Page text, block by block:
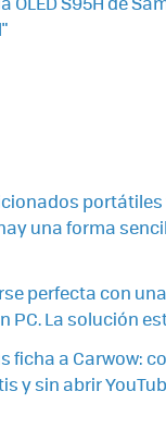
una forma
perfecta con
PC. La solución
ficha a Carwow:
y sin abrir